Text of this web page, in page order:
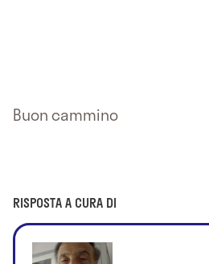
Buon cammino
RISPOSTA A CURA DI